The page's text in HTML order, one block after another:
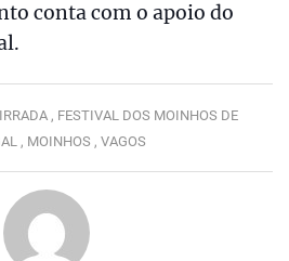
conta com o apoio do
, FESTIVAL DOS MOINHOS DE
, MOINHOS , VAGOS